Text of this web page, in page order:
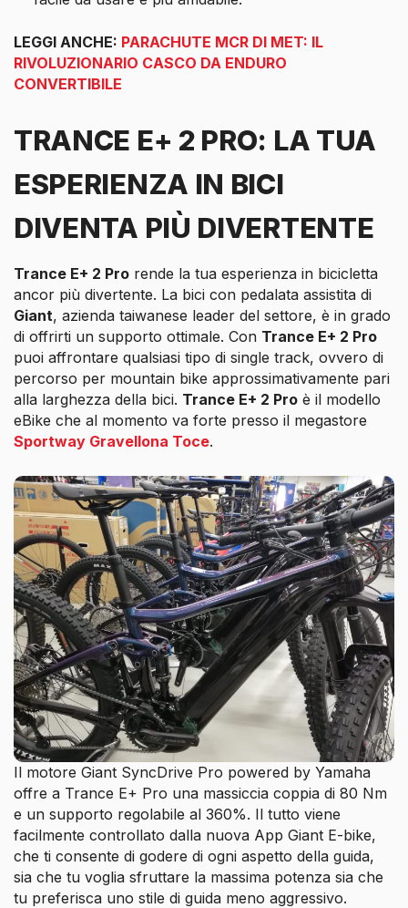
LEGGI ANCHE: PARACHUTE MCR DI MET: IL
RIVOLUZIONARIO CASCO DA ENDURO
CONVERTIBILE
TRANCE E+ 2 PRO: LA TUA
ESPERIENZA IN BICI
DIVENTA PIÙ DIVERTENTE
Trance E+ 2 Pro rende la tua esperienza in bicicletta
ancor più divertente. La bici con pedalata assistita di
Giant, azienda taiwanese leader del settore, è in grado
di offrirti un supporto ottimale. Con Trance E+ 2 Pro
puoi affrontare qualsiasi tipo di single track, ovvero di
percorso per mountain bike approssimativamente pari
alla larghezza della bici. Trance E+ 2 Pro è il modello
eBike che al momento va forte presso il megastore
Sportway Gravellona Toce.
Il motore Giant SyncDrive Pro powered by Yamaha
offre a Trance E+ Pro una massiccia coppia di 80 Nm
e un supporto regolabile al 360%. Il tutto viene
facilmente controllato dalla nuova App Giant E-bike,
che ti consente di godere di ogni aspetto della guida,
sia che tu voglia sfruttare la massima potenza sia che
tu preferisca uno stile di guida meno aggressivo.